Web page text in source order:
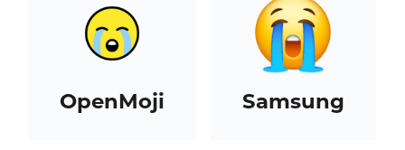
OpenMoji Samsung